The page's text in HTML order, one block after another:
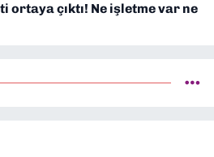
ortaya çıktı! Ne işletme var ne